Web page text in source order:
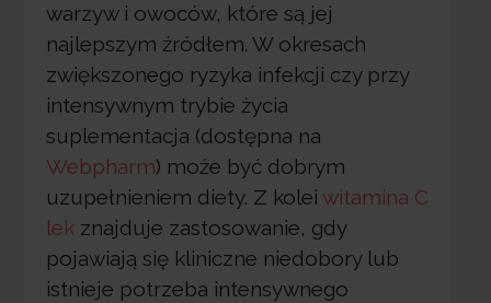
warzyw i owoców, które są jej
najlepszym źródłem. W okresach
zwiększonego ryzyka infekcji czy przy
intensywnym trybie życia
suplementacja (dostępna na
Webpharm) może być dobrym
uzupełnieniem diety. Z kolei witamina C
lekznajduje zastosowanie, gdy
pojawiają się kliniczne niedobory lub
istnieje potrzeba intensywnego